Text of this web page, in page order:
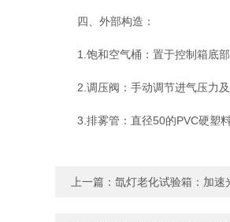
四、外部构造：
1.饱和空气桶：置于控制箱底部
2.调压阀：手动调节进气压力及
3.排雾管：直径50的PVC硬塑料
上一篇： 氙灯老化试验箱：加速